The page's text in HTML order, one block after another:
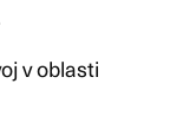
v oblasti